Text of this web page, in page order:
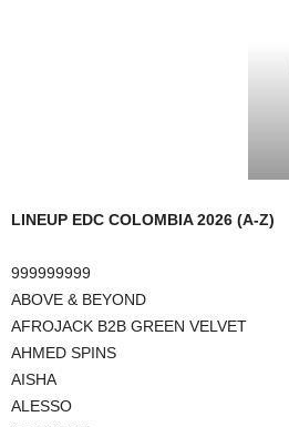
LINEUP EDC COLOMBIA 2026 (A-Z)
999999999
ABOVE & BEYOND
AFROJACK B2B GREEN VELVET
AHMED SPINS
AISHA
ALESSO